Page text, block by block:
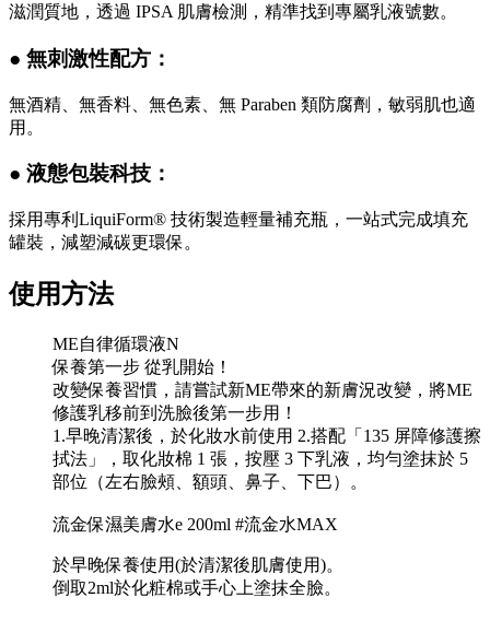
滋潤質地，透過 IPSA 肌膚檢測，精準找到專屬乳液號數。
● 無刺激性配方：
無酒精、無香料、無色素、無 Paraben 類防腐劑，敏弱肌也適
用。
● 液態包裝科技：
採用專利LiquiForm® 技術製造輕量補充瓶，一站式完成填充
罐裝，減塑減碳更環保。
使用方法
ME自律循環液N
保養第一步 從乳開始！
改變保養習慣，請嘗試新ME帶來的新膚況改變，將ME
修護乳移前到洗臉後第一步用！
1.早晚清潔後，於化妝水前使用 2.搭配「135 屏障修護擦
拭法」，取化妝棉 1 張，按壓 3 下乳液，均勻塗抹於 5
部位（左右臉頰、額頭、鼻子、下巴）。
流金保濕美膚水e 200ml #流金水MAX
於早晚保養使用(於清潔後肌膚使用)。
倒取2ml於化粧棉或手心上塗抹全臉。